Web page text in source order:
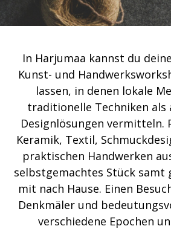
In Harjumaa kannst du
Kunst- und
lassen, in denen lokale
traditionelle Techniken als
Designlösungen vermitteln.
Keramik, Textil,
praktischen Handwerken
selbstgemachtes Stück samt
mit nach Hause. Einen
Denkmäler und
verschiedene Epochen